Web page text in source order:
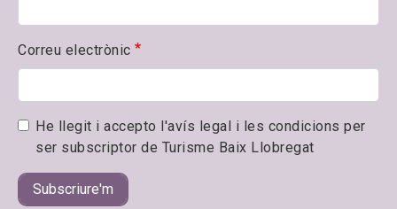
Correu electrònic
He llegit i accepto l'avís legal i les condicions per
ser subscriptor de Turisme Baix Llobregat